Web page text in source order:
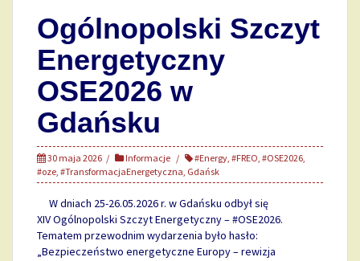
Ogólnopolski Szczyt
Energetyczny
OSE2026 w
Gdańsku
30 maja 2026 Informacje #Energy #FREO #OSE2026
#oze #TransformacjaEnergetyczna Gdańsk
W dniach 25-26.05.2026 r. w Gdańsku odbył się
XIV Ogólnopolski Szczyt Energetyczny – #OSE2026.
Tematem przewodnim wydarzenia było hasło:
„Bezpieczeństwo energetyczne Europy – rewizja